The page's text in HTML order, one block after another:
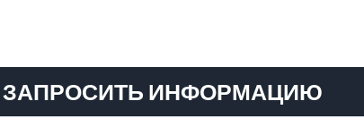
ЗАПРОСИТЬ ИНФОРМАЦИЮ